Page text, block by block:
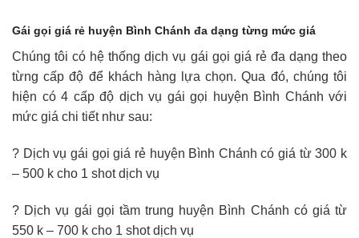
Gái gọi giá rẻ huyện Bình Chánh đa dạng từng mức giá
Chúng tôi có hệ thống dịch vụ gái gọi giá rẻ đa dạng theo
từng cấp độ để khách hàng lựa chọn. Qua đó, chúng tôi
hiện có 4 cấp độ dịch vụ gái gọi huyện Bình Chánh với
mức giá chi tiết như sau:
? Dịch vụ gái gọi giá rẻ huyện Bình Chánh có giá từ 300 k
– 500 k cho 1 shot dịch vụ
? Dịch vụ gái gọi tầm trung huyện Bình Chánh có giá từ
550 k – 700 k cho 1 shot dịch vụ